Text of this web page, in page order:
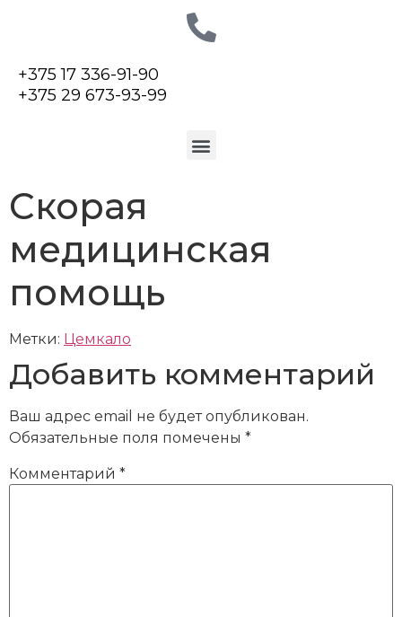
+375 17 336-91-90
+375 29 673-93-99
Скорая
медицинская
помощь
Метки: Цемкало
Добавить комментарий
Ваш адрес email не будет опубликован.
Обязательные поля помечены *
Комментарий *